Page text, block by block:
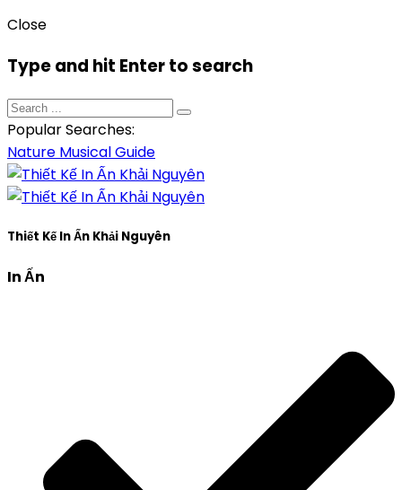
Close
Type and hit Enter to search
Popular Searches:
Nature MusicalGuide
Thiết Kế In Ấn Khải Nguyên
In Ấn